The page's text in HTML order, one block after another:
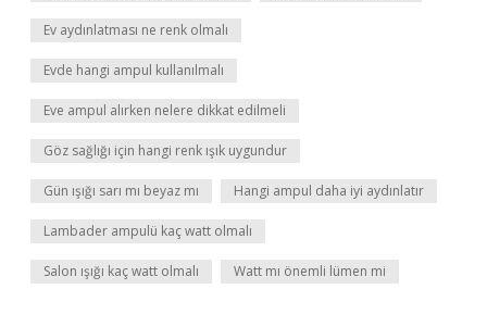
Ev aydınlatması ne renk olmalı
Evde hangi ampul kullanılmalı
Eve ampul alırken nelere dikkat edilmeli
Göz sağlığı için hangi renk ışık uygundur
Gün ışığı sarı mı beyaz mı Hangi ampul daha iyi aydınlatır
Lambader ampulü kaç watt olmalı
Salon ışığı kaç watt olmalı Watt mı önemli lümen mi